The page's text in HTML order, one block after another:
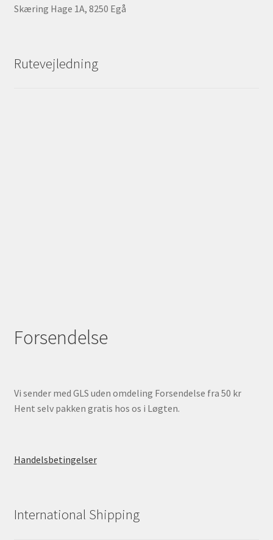
Skæring Hage 1A, 8250 Egå
Rutevejledning
Forsendelse
Vi sender med GLS uden omdeling Forsendelse fra 50 kr
Hent selv pakken gratis hos os i Løgten.
Handelsbetingelser
International Shipping